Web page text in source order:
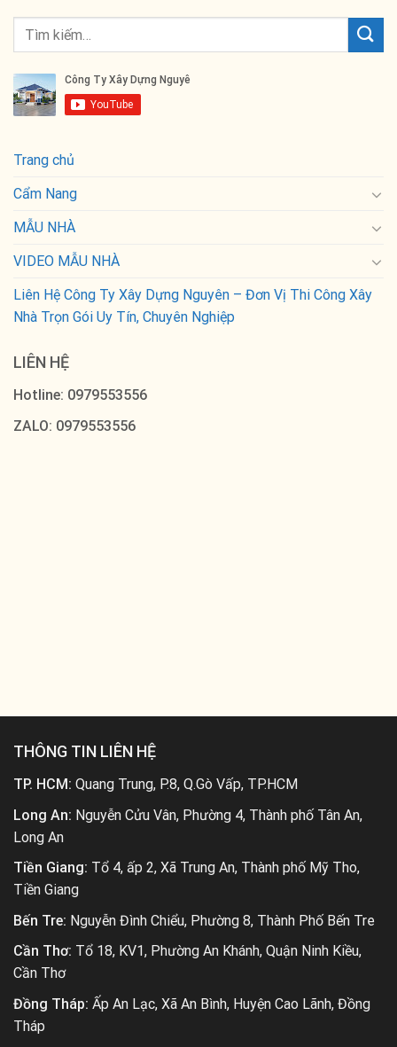
Trang chủ
Cẩm Nang
MẪU NHÀ
VIDEO MẪU NHÀ
Liên Hệ Công Ty Xây Dựng Nguyên – Đơn Vị Thi Công Xây
Nhà Trọn Gói Uy Tín, Chuyên Nghiệp
LIÊN HỆ
Hotline: 0979553556
ZALO: 0979553556
THÔNG TIN LIÊN HỆ
TP. HCM: Quang Trung, P.8, Q.Gò Vấp, TP.HCM
Long An: Nguyễn Cửu Vân, Phường 4, Thành phố Tân An,
Long An
Tiền Giang: Tổ 4, ấp 2, Xã Trung An, Thành phố Mỹ Tho,
Tiền Giang
Bến Tre: Nguyễn Đình Chiểu, Phường 8, Thành Phố Bến Tre
Cần Thơ: Tổ 18, KV1, Phường An Khánh, Quận Ninh Kiều,
Cần Thơ
Đồng Tháp: Ấp An Lạc, Xã An Bình, Huyện Cao Lãnh, Đồng
Tháp